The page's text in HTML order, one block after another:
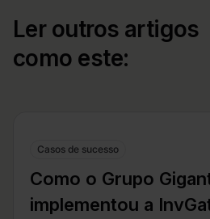
Ler outros artigos
como este:
Casos de sucesso
Como o Grupo
implementou a